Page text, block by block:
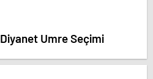
Umre Seçimi